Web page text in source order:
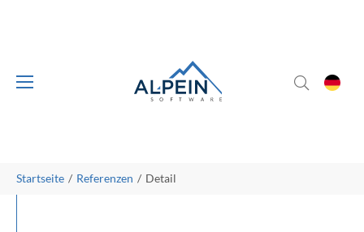
You are here:
Startseite Referenzen Detail